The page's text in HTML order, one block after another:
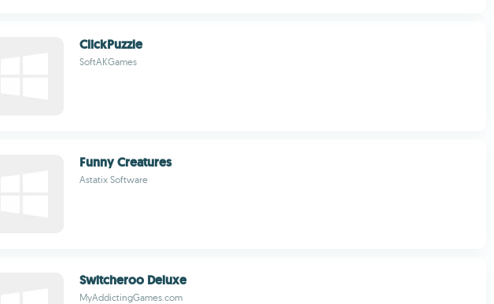
ClickPuzzle
SoftAKGames
Funny Creatures
Astatix Software
Switcheroo Deluxe
MyAddictingGames.com